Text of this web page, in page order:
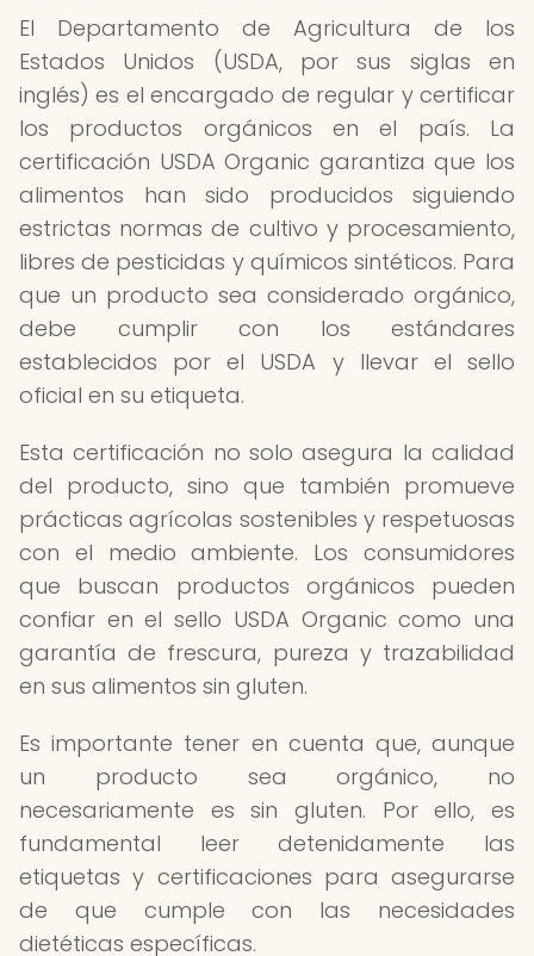
El Departamento de Agricultura de los
Estados Unidos (USDA, por sus siglas en
inglés) es el encargado de regular y certificar
los productos orgánicos en el país. La
certificación USDA Organic garantiza que los
alimentos han sido producidos siguiendo
estrictas normas de cultivo y procesamiento,
libres de pesticidas y químicos sintéticos. Para
que un producto sea considerado orgánico,
debe cumplir con los estándares
establecidos por el USDA y llevar el sello
oficial en su etiqueta.
Esta certificación no solo asegura la calidad
del producto, sino que también promueve
prácticas agrícolas sostenibles y respetuosas
con el medio ambiente. Los consumidores
que buscan productos orgánicos pueden
confiar en el sello USDA Organic como una
garantía de frescura, pureza y trazabilidad
en sus alimentos sin gluten.
Es importante tener en cuenta que, aunque
un producto sea orgánico, no
necesariamente es sin gluten. Por ello, es
fundamental leer detenidamente las
etiquetas y certificaciones para asegurarse
de que cumple con las necesidades
dietéticas específicas.